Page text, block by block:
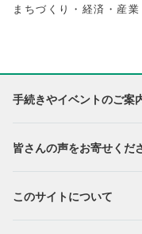
まちづくり・経済・産業
手続きやイベントのご案
皆さんの声をお寄せくだ
このサイトについて